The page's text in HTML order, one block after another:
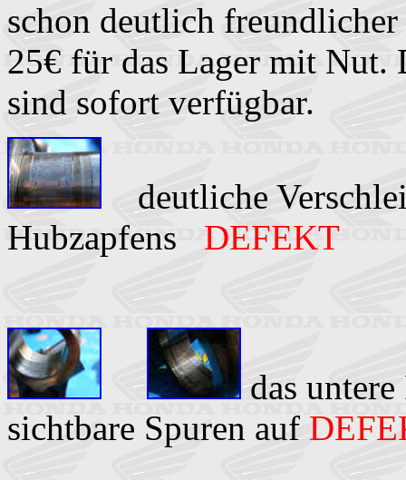
schon deutlich
25€ für das Lager mit Nut.
sind sofort verfügbar.
deutliche
Hubzapfens DEFEKT
das untere
sichtbare Spuren auf